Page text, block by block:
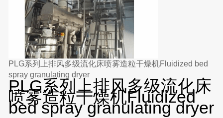
PLG系列上排风多级流化床喷雾造粒干燥机Fluidized bed
spray granulating dryer
PLG系列上排风多级流化床
喷雾造粒干燥机Fluidized
bed spray granulating dryer